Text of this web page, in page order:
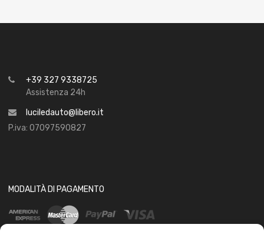
+39 327 9338725
Assistenza 24h
luciledauto@libero.it
P.iva: 07097590827
MODALITÀ DI PAGAMENTO